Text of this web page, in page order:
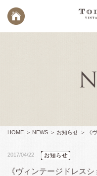
HOME NEWS お知らせ
2017/04/22
《ヴィンテージドレス